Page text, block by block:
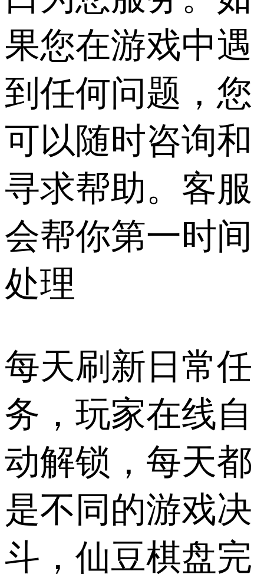
果您在游戏中遇
到任何问题，您
可以随时咨询和
寻求帮助。客服
会帮你第一时间
处理
每天刷新日常任
务，玩家在线自
动解锁，每天都
是不同的游戏决
斗，仙豆棋盘完